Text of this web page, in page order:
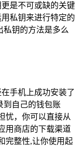
是不可或缺的关键
私钥来进行特定的
私钥的方法是多么
手机上成功安装了
到自己的钱包账
忧，你可以直接从
用商店的下载渠道
完整性,让你使用起